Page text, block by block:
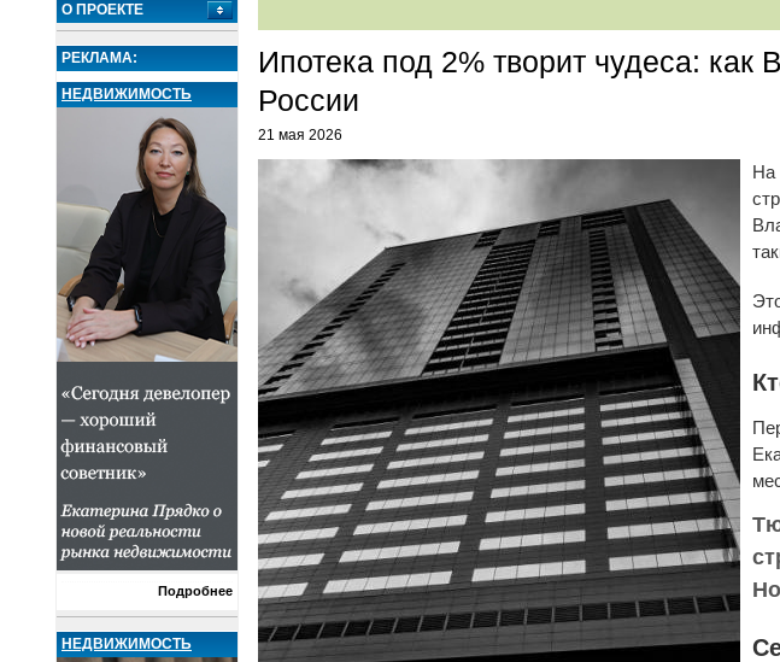
О ПРОЕКТЕ
РЕКЛАМА:
НЕДВИЖИМОСТЬ
Подробнее
НЕДВИЖИМОСТЬ
Ипотека под 2% творит чудеса: как
России
21 мая 2026
На